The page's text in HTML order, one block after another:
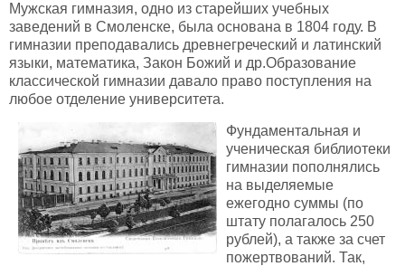
Мужская гимназия, одно из старейших учебных
заведений в Смоленске, была основана в 1804 году. В
гимназии преподавались древнегреческий и латинский
языки, математика, Закон Божий и др.Образование
классической гимназии давало право поступления на
любое отделение университета.
Фундаментальная и
ученическая библиотеки
гимназии пополнялись
на выделяемые
ежегодно суммы (по
штату полагалось 250
рублей), а также за счет
пожертвований. Так,